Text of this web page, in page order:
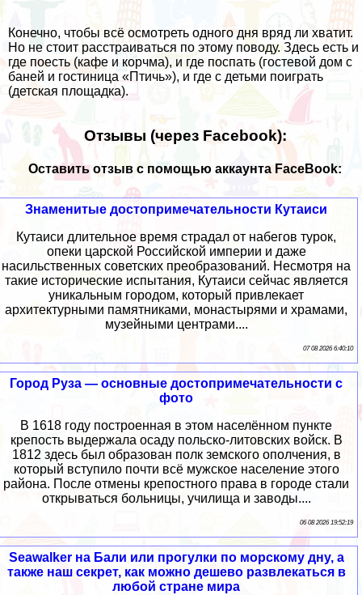
Конечно, чтобы всё осмотреть одного дня вряд ли хватит.
Но не стоит расстраиваться по этому поводу. Здесь есть и
где поесть (кафе и корчма), и где поспать (гостевой дом с
баней и гостиница «Птичь»), и где с детьми поиграть
(детская площадка).
Отзывы (через Facebook):
Оставить отзыв с помощью аккаунта FaceBook:
Знаменитые достопримечательности Кутаиси
Кутаиси длительное время страдал от набегов турок,
опеки царской Российской империи и даже
насильственных советских преобразований. Несмотря на
такие исторические испытания, Кутаиси сейчас является
уникальным городом, который привлекает
архитектурными памятниками, монастырями и храмами,
музейными центрами....
07 08 2026 6:40:10
Город Руза — основные достопримечательности с
фото
В 1618 году построенная в этом населённом пункте
крепость выдержала осаду польско-литовских войск. В
1812 здесь был образован полк земского ополчения, в
который вступило почти всё мужское население этого
района. После отмены крепостного права в городе стали
открываться больницы, училища и заводы....
06 08 2026 19:52:19
Seawalker на Бали или прогулки по морскому дну, а
также наш секрет, как можно дешево развлекаться в
любой стране мира